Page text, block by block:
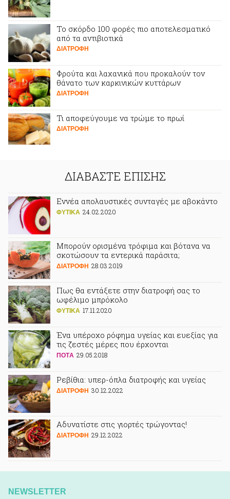
Το σκόρδο 100 φορές πιο αποτελεσματικό
από τα αντιβιοτικά
ΔΙΑΤΡΟΦΗ
Φρούτα και λαχανικά που προκαλούν τον
θάνατο των καρκινικών κυττάρων
ΔΙΑΤΡΟΦΗ
Τι αποφεύγουμε να τρώμε το πρωί
ΔΙΑΤΡΟΦΗ
ΔΙΑΒΑΣΤΕ ΕΠΙΣΗΣ
Εννέα απολαυστικές συνταγές με αβοκάντο
ΦΥΤΙΚA 24.02.2020
Μπορούν ορισμένα τρόφιμα και βότανα να
σκοτώσουν τα εντερικά παράσιτα;
ΔΙΑΤΡΟΦΗ 28.03.2019
Πως θα εντάξετε στην διατροφή σας το
ωφέλιμο μπρόκολο
ΦΥΤΙΚA 17.11.2020
Ένα υπέροχο ρόφημα υγείας και ευεξίας για
τις ζεστές μέρες που έρχονται
ΠΟΤA 29.05.2018
Ρεβίθια: υπερ-όπλα διατροφής και υγείας
ΔΙΑΤΡΟΦΗ 30.12.2022
Αδυνατίστε στις γιορτές τρώγοντας!
ΔΙΑΤΡΟΦΗ 29.12.2022
NEWSLETTER